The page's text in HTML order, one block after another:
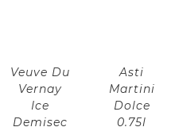
Veuve Du
Vernay
Ice
Demisec
Asti
Martini
Dolce
0.75l